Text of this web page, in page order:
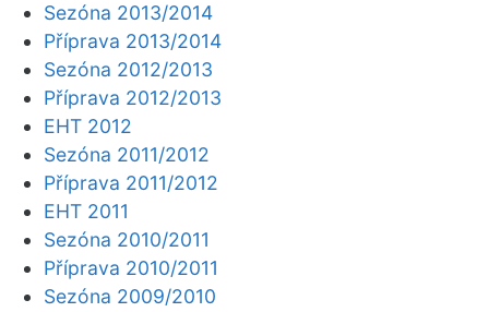
Sezóna 2013/2014
Příprava 2013/2014
Sezóna 2012/2013
Příprava 2012/2013
EHT 2012
Sezóna 2011/2012
Příprava 2011/2012
EHT 2011
Sezóna 2010/2011
Příprava 2010/2011
Sezóna 2009/2010